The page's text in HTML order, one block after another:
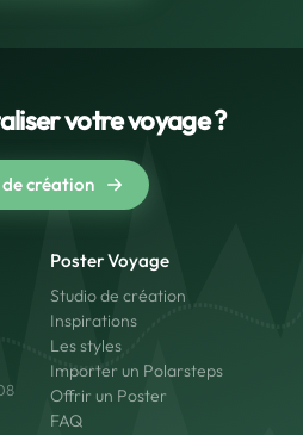
votre voyage ?
création
Poster Voyage
Studio de création
Inspirations
Les styles
Importer un Polarsteps
Offrir un Poster
FAQ